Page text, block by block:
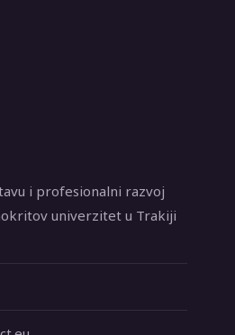
i profesionalni razvoj
univerzitet u Trakiji